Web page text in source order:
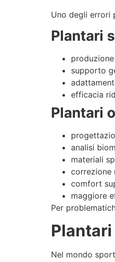
Uno degli errori
Plantari
supporto
efficacia
Plantari
analisi
materiali
correzione
comfort
maggiore
Per
Nel mondo